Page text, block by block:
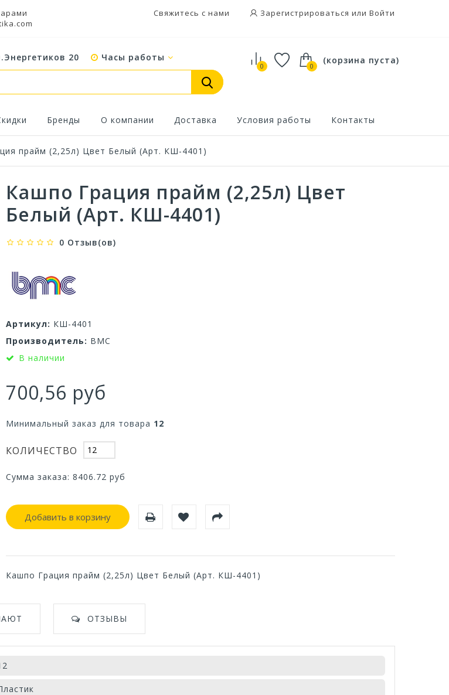
Свяжитесь с нами Зарегистрироваться или Войти
0
(корзина пуста)
0
20 Часы работы
Бренды О компании Доставка Условия работы Контакты
прайм (2,25л) Цвет Белый (Арт. КШ-4401)
Кашпо Грация прайм (2,25л) Цвет
Белый (Арт. КШ-4401)
0 Отзыв(ов)
Артикул: КШ-4401
Производитель: ВМС
В наличии
700,56 руб
Минимальный заказ для товара 12
КОЛИЧЕСТВО
Сумма заказа: 8406.72 руб
Добавить в корзину
Кашпо Грация прайм (2,25л) Цвет Белый (Арт. КШ-4401)
ОТЗЫВЫ